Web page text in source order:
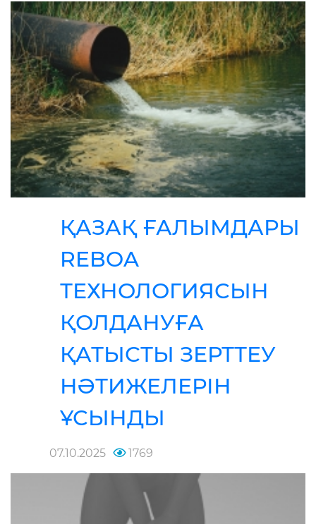
ҚАЗАҚ ҒАЛЫМДАРЫ
REBOA
ТЕХНОЛОГИЯСЫН
ҚОЛДАНУҒА
ҚАТЫСТЫ ЗЕРТТЕУ
НӘТИЖЕЛЕРІН
ҰСЫНДЫ
07.10.2025 1769